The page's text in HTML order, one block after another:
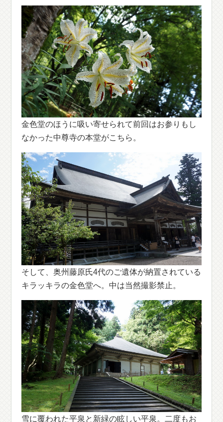
金色堂のほうに吸い寄せられて前回はお参りもし
なかった中尊寺の本堂がこちら。
そして、奥州藤原氏4代のご遺体が納置されている
キラッキラの金色堂へ。中は当然撮影禁止。
雪に覆われた平泉と新緑の眩しい平泉。二度もお